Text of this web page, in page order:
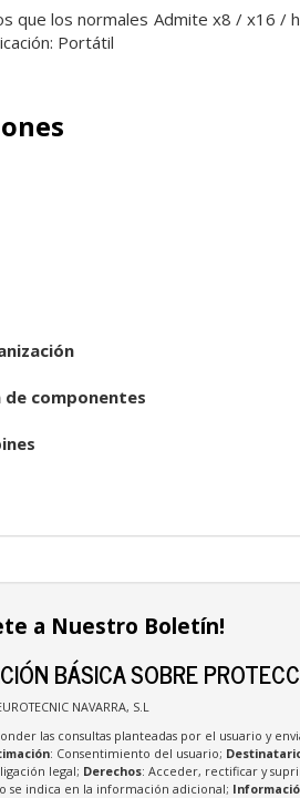
que los normales Admite x8 / x16 /
Portátil
de componentes
a Nuestro Boletín!
BÁSICA SOBRE
NAVARRA, S.L
las consultas planteadas por el usuario y
: Consentimiento del usuario;
legal; Derechos: Acceder, rectificar y
se indica en la información adicional;